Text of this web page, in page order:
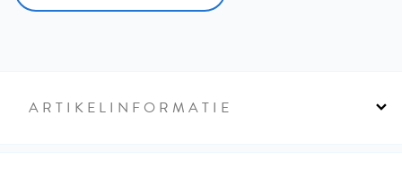
ARTIKELINFORMATIE